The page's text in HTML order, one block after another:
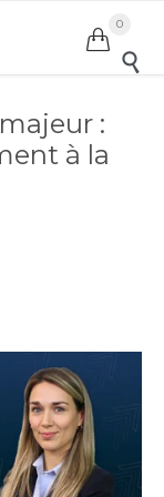

0

:
à la